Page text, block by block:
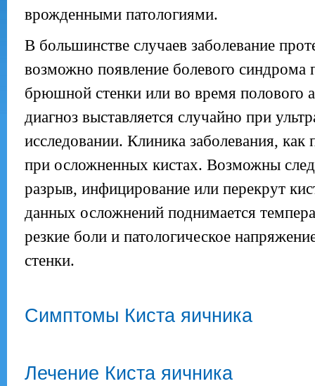
врожденными патологиями.
В большинстве случаев заболевание
возможно появление болевого синдрома
брюшной стенки или во время полового
диагноз выставляется случайно при
исследовании. Клиника заболевания, как
при осложненных кистах. Возможны
разрыв, инфицирование или перекрут
данных осложнений поднимается
резкие боли и патологическое
стенки.
Симптомы Киста яичника
Лечение Киста яичника